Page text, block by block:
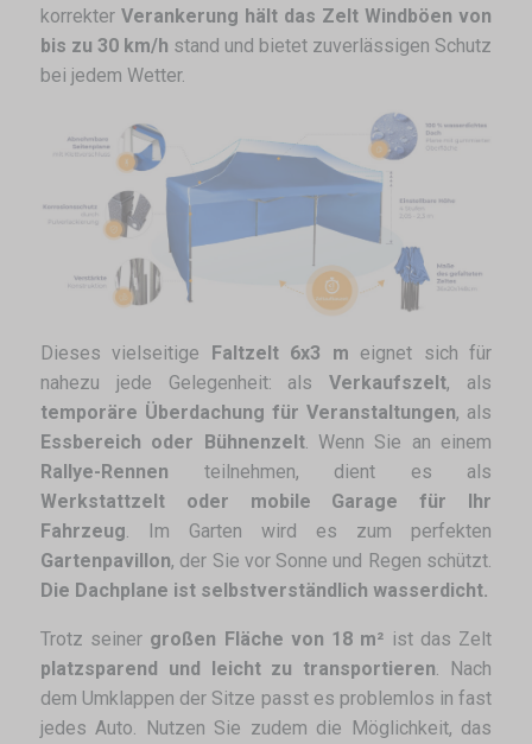
korrekter Verankerung hält das Zelt Windböen von
bis zu 30 km/h stand und bietet zuverlässigen Schutz
bei jedem Wetter.
Dieses vielseitige Faltzelt 6x3 m eignet sich für
nahezu jede Gelegenheit: alsVerkaufszelt, als
temporäre Überdachung für Veranstaltungen, als
Essbereich oder Bühnenzelt. Wenn Sie an einem
Rallye-Rennen teilnehmen, dient es als
Werkstattzelt oder mobile Garage für Ihr
Fahrzeug . Im Garten wird es zum perfekten
Gartenpavillon, der Sie vor Sonne und Regen schützt.
Die Dachplane ist selbstverständlich wasserdicht.
Trotz seiner großen Fläche von 18 m² ist das Zelt
platzsparend und leicht zu transportieren . Nach
dem Umklappen der Sitze passt es problemlos in fast
jedes Auto. Nutzen Sie zudem die Möglichkeit, das